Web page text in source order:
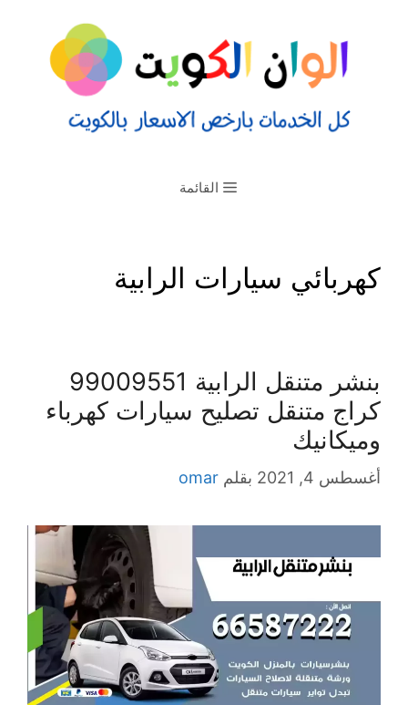
القائمة
كهربائي سيارات الرابية
كراج متنقل تصليح سيارات كهرباء
وميكانيك
أغسطس 4, 2021 بقلم omar